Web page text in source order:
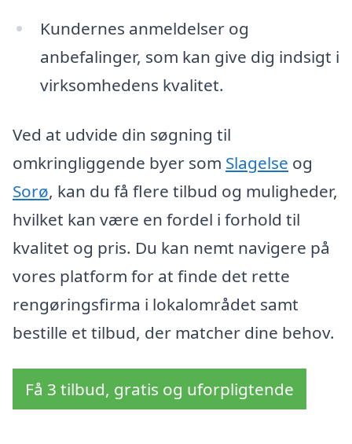
Kundernes anmeldelser og
anbefalinger, som kan give dig indsigt i
virksomhedens kvalitet.
Ved at udvide din søgning til
omkringliggende byer som Slagelse og
Sorø, kan du få flere tilbud og muligheder,
hvilket kan være en fordel i forhold til
kvalitet og pris. Du kan nemt navigere på
vores platform for at finde det rette
rengøringsfirma i lokalområdet samt
bestille et tilbud, der matcher dine behov.
Få 3 tilbud, gratis og uforpligtende